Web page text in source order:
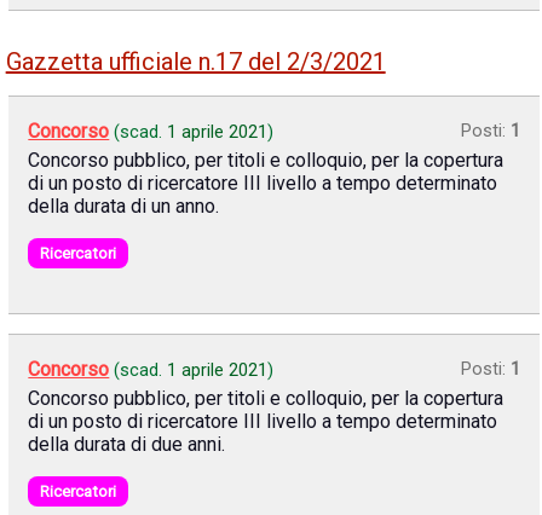
Gazzetta ufficiale n.17 del 2/3/2021
Concorso (scad. 1 aprile 2021) Posti: 1
Concorso pubblico, per titoli e colloquio, per la copertura
di un posto di ricercatore III livello a tempo determinato
della durata di un anno.
Ricercatori
Concorso (scad. 1 aprile 2021) Posti: 1
Concorso pubblico, per titoli e colloquio, per la copertura
di un posto di ricercatore III livello a tempo determinato
della durata di due anni.
Ricercatori